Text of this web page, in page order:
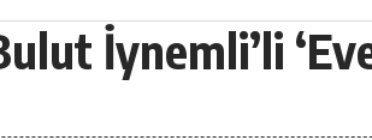
İynemli’li